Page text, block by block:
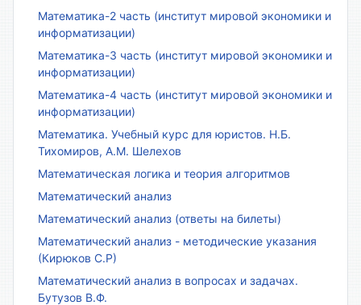
Математика-2 часть (институт мировой экономики и
информатизации)
Математика-3 часть (институт мировой экономики и
информатизации)
Математика-4 часть (институт мировой экономики и
информатизации)
Математика. Учебный курс для юристов. Н.Б.
Тихомиров, А.М. Шелехов
Математическая логика и теория алгоритмов
Математический анализ
Математический анализ (ответы на билеты)
Математический анализ - методические указания
(Кирюков С.Р)
Математический анализ в вопросах и задачах.
Бутузов В.Ф.